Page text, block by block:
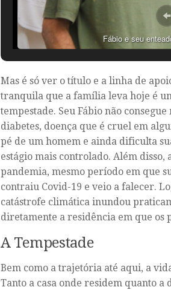
Fábio e seu
Mas é só ver o título e a linha de
tranquila que a família leva hoje é
tempestade. Seu Fábio não
diabetes, doença que é cruel em
pé de um homem e ainda dificulta
estágio mais controlado. Além
pandemia, mesmo período em que
contraiu Covid-19 e veio a falecer.
catástrofe climática inundou
diretamente a residência em que os
A Tempestade
Bem como a trajetória até aqui, a
Tanto a casa onde residem quanto a